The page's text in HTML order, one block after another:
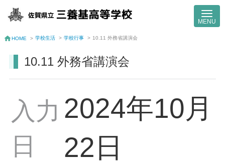
HOME > 学校生活 > 学校行事 > 10.11 外務省講演会
10.11 外務省講演会
入力
日
2024年10月
22日